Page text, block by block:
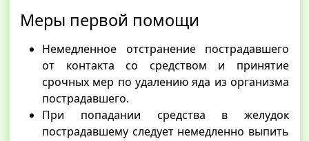
Меры первой помощи
Немедленное отстранение пострадавшего
от контакта со средством и принятие
срочных мер по удалению яда из организма
пострадавшего.
При попадании средства в желудок
пострадавшему следует немедленно выпить